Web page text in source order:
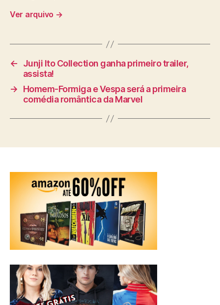
Ver arquivo →
←
Junji Ito Collection ganha primeiro trailer,
assista!
→
Homem-Formiga e Vespa será a primeira
comédia romântica da Marvel